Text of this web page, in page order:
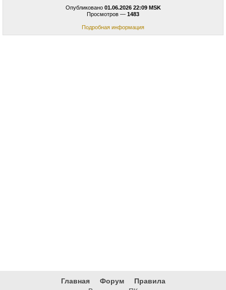
Опубликовано 01.06.2026 22:09 MSK
Просмотров — 1483
Подробная информация
Главная Форум
Правила